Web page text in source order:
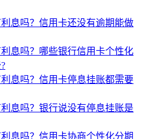
息吗？信用卡还没有逾期能做
息吗？哪些银行信用卡个性化
息吗？信用卡停息挂账都需要
息吗？银行说没有停息挂账是
息吗？信用卡协商个性化分期